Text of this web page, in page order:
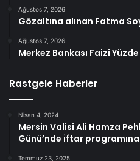
Ağustos 7, 2026
Gözaltına alınan Fatma
Ağustos 7, 2026
Merkez Bankası Faizi
Rastgele Haberler
Nisan 4, 2024
Mersin Valisi Ali Hamza
Günü’nde iftar programına
Temmuz 23, 2025